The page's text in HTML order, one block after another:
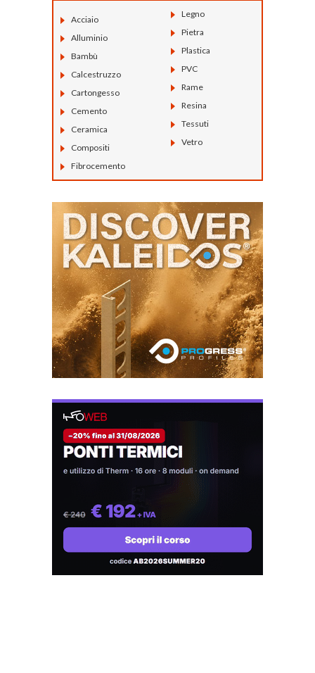
Acciaio
Alluminio
Bambù
Calcestruzzo
Cartongesso
Cemento
Ceramica
Compositi
Fibrocemento
Legno
Pietra
Plastica
PVC
Rame
Resina
Tessuti
Vetro